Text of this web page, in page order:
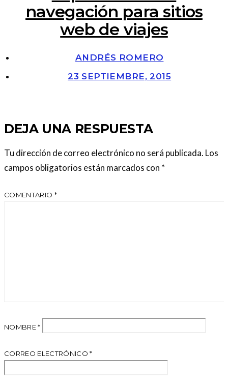
navegación para sitios
web de viajes
ANDRÉS ROMERO
23 SEPTIEMBRE, 2015
DEJA UNA RESPUESTA
Tu dirección de correo electrónico no será publicada. Los
campos obligatorios están marcados con *
COMENTARIO *
NOMBRE*
CORREO ELECTRÓNICO*